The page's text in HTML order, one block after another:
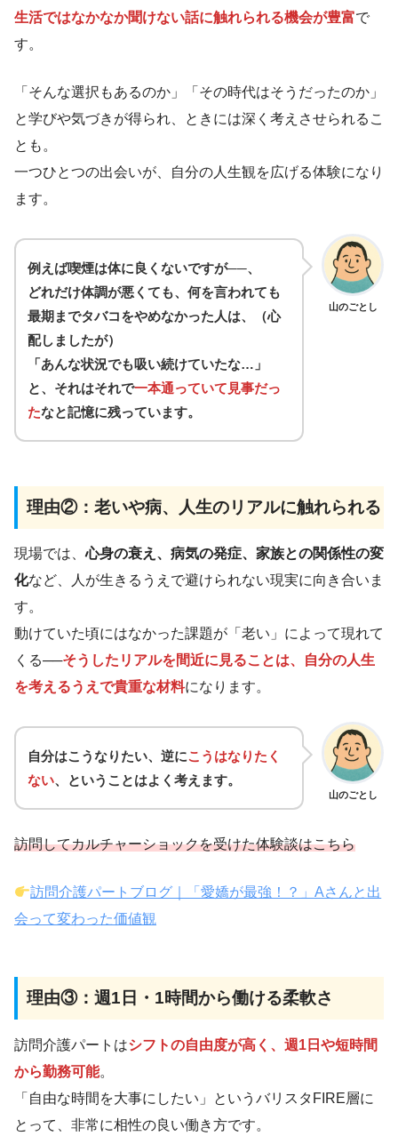
生活ではなかなか聞けない話に触れられる機会が豊富で
す。
「そんな選択もあるのか」「その時代はそうだったのか」
と学びや気づきが得られ、ときには深く考えさせられるこ
とも。
一つひとつの出会いが、自分の人生観を広げる体験になり
ます。
山のごとし
例えば喫煙は体に良くないですが──、
どれだけ体調が悪くても、何を言われても
最期までタバコをやめなかった人は、（心
配しましたが）
「あんな状況でも吸い続けていたな…」
と、それはそれで一本通っていて見事だっ
たなと記憶に残っています。
理由②：老いや病、人生のリアルに触れられる
現場では、心身の衰え、病気の発症、家族との関係性の変
化など、人が生きるうえで避けられない現実に向き合いま
す。
動けていた頃にはなかった課題が「老い」によって現れて
くる──そうしたリアルを間近に見ることは、自分の人生
を考えるうえで貴重な材料になります。
山のごとし
自分はこうなりたい、逆にこうはなりたく
ない、ということはよく考えます。
訪問してカルチャーショックを受けた体験談はこちら
訪問介護パートブログ｜「愛嬌が最強！？」Aさんと出
会って変わった価値観
理由③：週1日・1時間から働ける柔軟さ
訪問介護パートはシフトの自由度が高く、週1日や短時間
から勤務可能。
「自由な時間を大事にしたい」というバリスタFIRE層に
とって、非常に相性の良い働き方です。